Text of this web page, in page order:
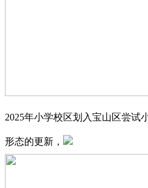
2025年小学校区划入宝山区尝试
形态的更新，